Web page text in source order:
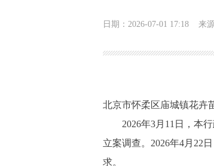
日期：2026-07-01 17:18 来
北京市怀柔区庙城镇花卉
2026年3月11日，本行
立案调查。2026年4月22
求。